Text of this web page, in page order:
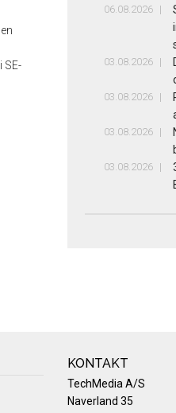
SE-
06.08.2026
03.08.2026
03.08.2026
03.08.2026
03.08.2026
KONTAKT
TechMedia A/S
Naverland 35